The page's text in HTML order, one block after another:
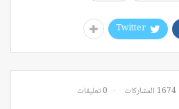
Twitter
1674 المشاركات 0 تعليقات